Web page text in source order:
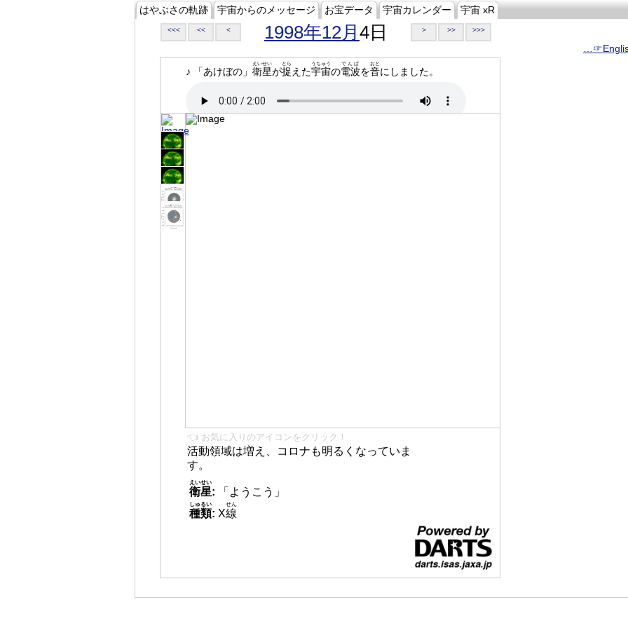
はやぶさの軌跡 宇宙からのメッセージ お宝データ 宇宙カレンダー 宇宙 xR
<<< << < 1998年12月 4日 > >> >>>
♪ 「あけぼの」 衛星
えいせい
が捉
とら
えた宇宙
うちゅう
の電波
でんぱ
を音
おと
にしました。
👈 お気に入りのアイコンをクリック！
活動領域は増え、コロナも明るくなっていま
す。
衛星
えいせい
:
「ようこう」
種類
しゅるい
: X線
せん